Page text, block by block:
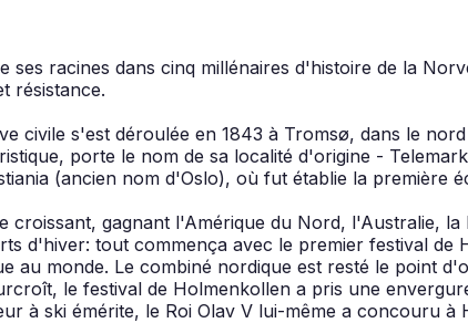
ses racines dans cinq millénaires d'histoire de la
résistance.
civile s'est déroulée en 1843 à Tromsø, dans le
porte le nom de sa localité d'origine -
(ancien nom d'Oslo), où fut établie la première
croissant, gagnant l'Amérique du Nord, l'Australie,
d'hiver: tout commença avec le premier festival
au monde. Le combiné nordique est resté le point
le festival de Holmenkollen a pris une
à ski émérite, le Roi Olav V lui-même a concouru à